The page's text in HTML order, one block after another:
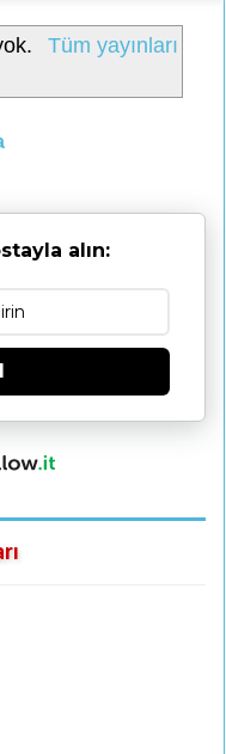
Tüm yayınları
alın: